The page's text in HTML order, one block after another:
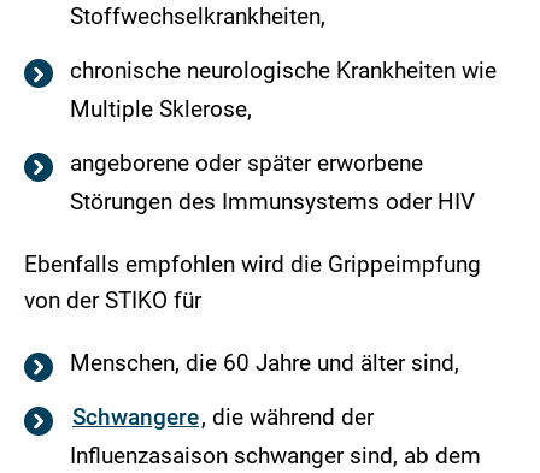
Stoffwechselkrankheiten,
chronische neurologische Krankheiten wie
Multiple Sklerose,
angeborene oder später erworbene
Störungen des Immunsystems oder HIV
Ebenfalls empfohlen wird die Grippeimpfung
von der STIKO für
Menschen, die 60 Jahre und älter sind,
Schwangere, die während der
Influenzasaison schwanger sind, ab dem